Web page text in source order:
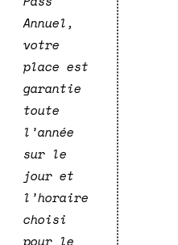
Annuel,
votre
place est
garantie
toute
l’année
sur le
jour et
l’horaire
choisi
pour le